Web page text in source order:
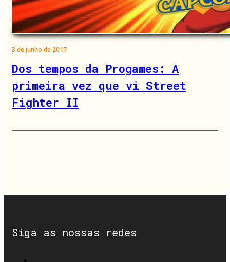
3 de junho de 2017
Dos tempos da Progames: A
primeira vez que vi Street
Fighter II
Siga as nossas redes